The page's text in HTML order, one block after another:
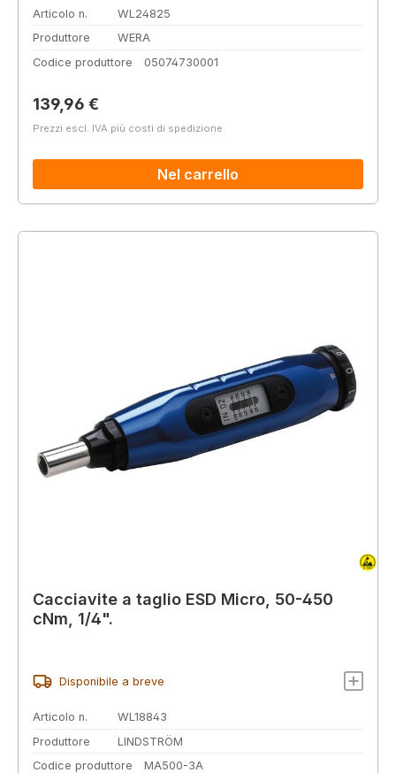
Articolo n.
WL24825
Produttore
WERA
Codice produttore
05074730001
Prezzo normale:
139,96 €
Prezzi escl. IVA più costi di spedizione
Nel carrello
Cacciavite a taglio ESD Micro, 50-450
cNm, 1/4".
Disponibile a breve
Articolo n.
WL18843
Produttore
LINDSTRÖM
Codice produttore
MA500-3A